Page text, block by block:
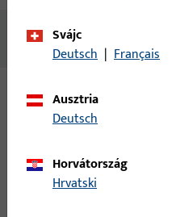
Nincs elérhető tartalom
Változatok
Ehhez a termékhez az alábbi
Svájc
Deutsch | Français
Ausztria
Deutsch
Horvátország
Hrvatski